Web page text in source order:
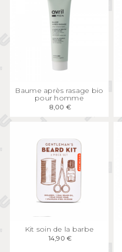
APERÇU RAPIDE
Baume après rasage bio
pour homme
8,00 €
APERÇU RAPIDE
Kit soin de la barbe
14,90 €